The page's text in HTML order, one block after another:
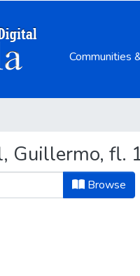
Communities
Guillermo, fl.
Browse